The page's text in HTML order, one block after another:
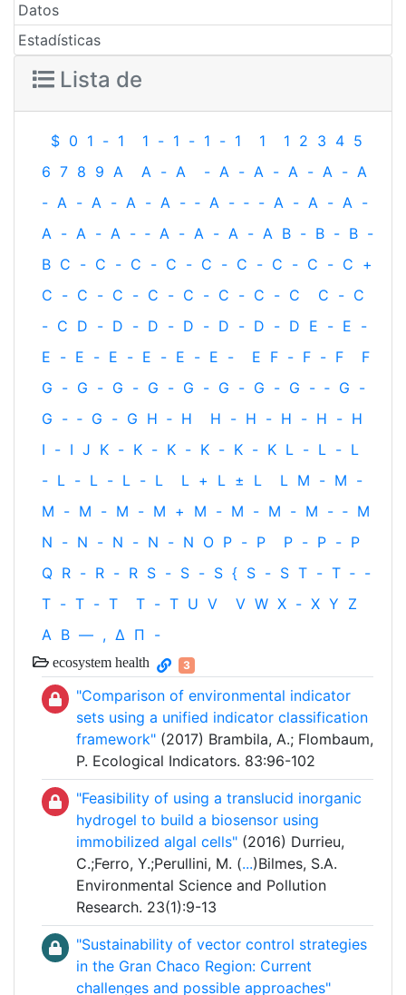
Datos
Estadísticas
Lista de
$ 0 1 - 1 1 - 1 - 1 - 1 1 1 2 3 4 5
6 7 8 9 A A - A - A - A - A - A - A
- A - A - A - A - ‐ A - ‐ - A - A - A -
A - A - A - ‐ A - A - A - A B - B - B -
B C - C - C - C - C - C - C - C - C +
C - C - C - C - C - C - C - C C - C
- C D - D - D - D - D - D - D E - E -
E - E - E - E - E - E - E F - F - F
F
G - G - G - G - G - G - G - G - ‐ G -
G - ‐ G - G H ‐ H H - H - H - H - H
I - I J K - K - K - K - K - K L - L - L
- L - L - L - L L + L ± L L M - M -
M - M - M - M + M - M - M - M - ‐ M
N - N - N - N - N O P - P P - P - P
Q R - R - R S - S - S { S - S T - T ‐ -
T - T - T T - T U V V W X - X Y Z
Α Β — , Δ Π -
ecosystem health 3
"Comparison of environmental indicator
sets using a unified indicator classification
framework" (2017) Brambila, A.; Flombaum,
P. Ecological Indicators. 83:96-102
"Feasibility of using a translucid inorganic
hydrogel to build a biosensor using
immobilized algal cells" (2016) Durrieu,
C.;Ferro, Y.;Perullini, M. (...)Bilmes, S.A.
Environmental Science and Pollution
Research. 23(1):9-13
"Sustainability of vector control strategies
in the Gran Chaco Region: Current
challenges and possible approaches"